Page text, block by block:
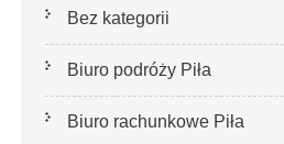
Bez kategorii
Biuro podróży Piła
Biuro rachunkowe Piła